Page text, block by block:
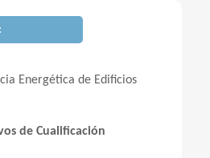
Energética de Edificios
de Cualificación